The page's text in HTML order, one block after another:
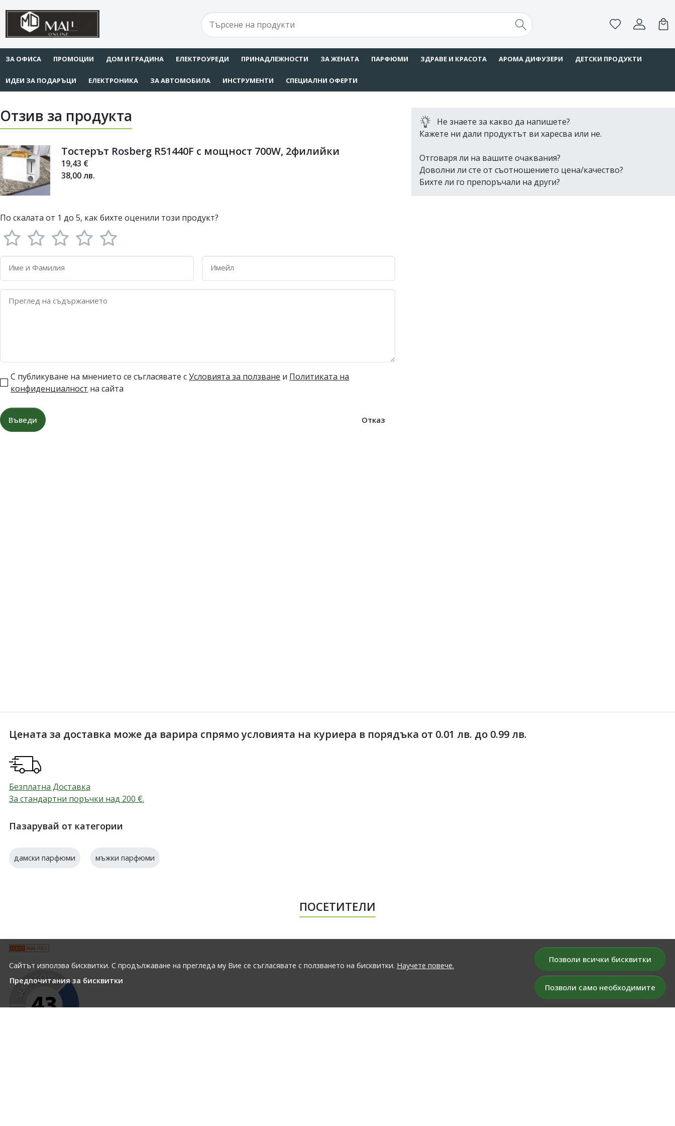
ЗА ОФИСА ПРОМОЦИИ ДОМ И ГРАДИНА ЕЛЕКТРОУРЕДИ ПРИНАДЛЕЖНОСТИ ЗА ЖЕНАТА ПАРФЮМИ ЗДРАВЕ И КРАСОТА АРОМА ДИФУЗЕРИ ДЕТСКИ ПРОДУКТИ
ИДЕИ ЗА ПОДАРЪЦИ ЕЛЕКТРОНИКА ЗА АВТОМОБИЛА ИНСТРУМЕНТИ СПЕЦИАЛНИ ОФЕРТИ
Отзив за продукта
Тостерът Rosberg R51440F с мощност 700W, 2филийки
19,43 €
38,00лв.
По скалата от 1 до 5, как бихте оценили този продукт?
Име и Фамилия Имейл
Преглед на съдържанието
С публикуване на мнението се съгласявате сУсловията за ползване и Политиката на
конфиденциалност на сайта
Въведи Отказ
Не знаете за какво да напишете?
Кажете ни дали продуктът ви харесва или не.
Отговаря ли на вашите очаквания?
Доволни ли сте от съотношението цена/качество?
Бихте ли го препоръчали на други?
Сайтът използва бисквитки. С продължаване на прегледа му Вие се съгласявате с ползването на бисквитки. Научете повече.
Предпочитания за бисквитки
Позволи всички бисквитки
Позволи само необходимите
Цената за доставка може да варира спрямо условията на куриера в порядъка от 0.01 лв. до 0.99 лв.
Безплатна Доставка
За стандартни поръчки над 200 €.
Пазарувай от категории
дамски парфюми мъжки парфюми
ПОСЕТИТЕЛИ